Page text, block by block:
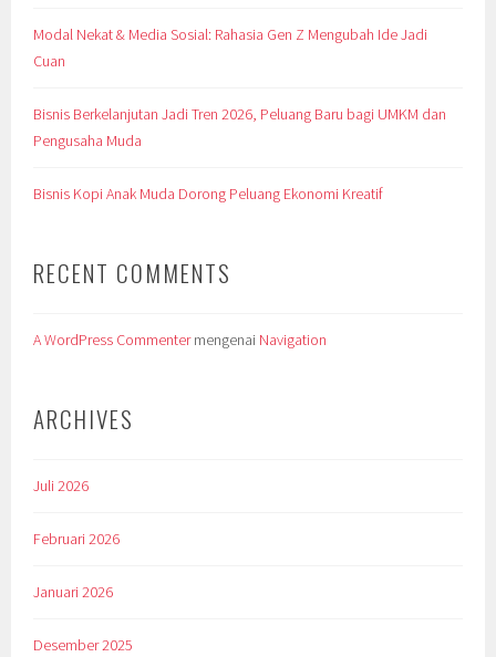
Modal Nekat & Media Sosial: Rahasia Gen Z Mengubah Ide Jadi
Cuan
Bisnis Berkelanjutan Jadi Tren 2026, Peluang Baru bagi UMKM dan
Pengusaha Muda
Bisnis Kopi Anak Muda Dorong Peluang Ekonomi Kreatif
RECENT COMMENTS
A WordPress Commentermengenai Navigation
ARCHIVES
Juli 2026
Februari 2026
Januari 2026
Desember 2025